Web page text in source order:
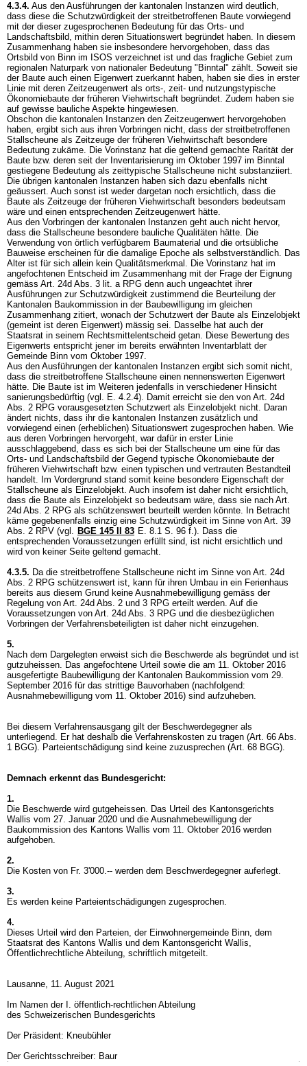
4.3.4. Aus den Ausführungen der kantonalen Instanzen wird deutlich,
dass diese die Schutzwürdigkeit der streitbetroffenen Baute vorwiegend
mit der dieser zugesprochenen Bedeutung für das Orts- und
Landschaftsbild, mithin deren Situationswert begründet haben. In diesem
Zusammenhang haben sie insbesondere hervorgehoben, dass das
Ortsbild von Binn im ISOS verzeichnet ist und das fragliche Gebiet zum
regionalen Naturpark von nationaler Bedeutung "Binntal" zählt. Soweit sie
der Baute auch einen Eigenwert zuerkannt haben, haben sie dies in erster
Linie mit deren Zeitzeugenwert als orts-, zeit- und nutzungstypische
Ökonomiebaute der früheren Viehwirtschaft begründet. Zudem haben sie
auf gewisse bauliche Aspekte hingewiesen.
Obschon die kantonalen Instanzen den Zeitzeugenwert hervorgehoben
haben, ergibt sich aus ihren Vorbringen nicht, dass der streitbetroffenen
Stallscheune als Zeitzeuge der früheren Viehwirtschaft besondere
Bedeutung zukäme. Die Vorinstanz hat die geltend gemachte Rarität der
Baute bzw. deren seit der Inventarisierung im Oktober 1997 im Binntal
gestiegene Bedeutung als zeittypische Stallscheune nicht substanziiert.
Die übrigen kantonalen Instanzen haben sich dazu ebenfalls nicht
geäussert. Auch sonst ist weder dargetan noch ersichtlich, dass die
Baute als Zeitzeuge der früheren Viehwirtschaft besonders bedeutsam
wäre und einen entsprechenden Zeitzeugenwert hätte.
Aus den Vorbringen der kantonalen Instanzen geht auch nicht hervor,
dass die Stallscheune besondere bauliche Qualitäten hätte. Die
Verwendung von örtlich verfügbarem Baumaterial und die ortsübliche
Bauweise erscheinen für die damalige Epoche als selbstverständlich. Das
Alter ist für sich allein kein Qualitätsmerkmal. Die Vorinstanz hat im
angefochtenen Entscheid im Zusammenhang mit der Frage der Eignung
gemäss Art. 24d Abs. 3 lit. a RPG denn auch ungeachtet ihrer
Ausführungen zur Schutzwürdigkeit zustimmend die Beurteilung der
Kantonalen Baukommission in der Baubewilligung im gleichen
Zusammenhang zitiert, wonach der Schutzwert der Baute als Einzelobjekt
(gemeint ist deren Eigenwert) mässig sei. Dasselbe hat auch der
Staatsrat in seinem Rechtsmittelentscheid getan. Diese Bewertung des
Eigenwerts entspricht jener im bereits erwähnten Inventarblatt der
Gemeinde Binn vom Oktober 1997.
Aus den Ausführungen der kantonalen Instanzen ergibt sich somit nicht,
dass die streitbetroffene Stallscheune einen nennenswerten Eigenwert
hätte. Die Baute ist im Weiteren jedenfalls in verschiedener Hinsicht
sanierungsbedürftig (vgl. E. 4.2.4). Damit erreicht sie den von Art. 24d
Abs. 2 RPG vorausgesetzten Schutzwert als Einzelobjekt nicht. Daran
ändert nichts, dass ihr die kantonalen Instanzen zusätzlich und
vorwiegend einen (erheblichen) Situationswert zugesprochen haben. Wie
aus deren Vorbringen hervorgeht, war dafür in erster Linie
ausschlaggebend, dass es sich bei der Stallscheune um eine für das
Orts- und Landschaftsbild der Gegend typische Ökonomiebaute der
früheren Viehwirtschaft bzw. einen typischen und vertrauten Bestandteil
handelt. Im Vordergrund stand somit keine besondere Eigenschaft der
Stallscheune als Einzelobjekt. Auch insofern ist daher nicht ersichtlich,
dass die Baute als Einzelobjekt so bedeutsam wäre, dass sie nach Art.
24d Abs. 2 RPG als schützenswert beurteilt werden könnte. In Betracht
käme gegebenenfalls einzig eine Schutzwürdigkeit im Sinne von Art. 39
Abs. 2 RPV (vgl. BGE 145 II 83 E. 8.1 S. 96 f.). Dass die
entsprechenden Voraussetzungen erfüllt sind, ist nicht ersichtlich und
wird von keiner Seite geltend gemacht.
4.3.5. Da die streitbetroffene Stallscheune nicht im Sinne von Art. 24d
Abs. 2 RPG schützenswert ist, kann für ihren Umbau in ein Ferienhaus
bereits aus diesem Grund keine Ausnahmebewilligung gemäss der
Regelung von Art. 24d Abs. 2 und 3 RPG erteilt werden. Auf die
Voraussetzungen von Art. 24d Abs. 3 RPG und die diesbezüglichen
Vorbringen der Verfahrensbeteiligten ist daher nicht einzugehen.
5.
Nach dem Dargelegten erweist sich die Beschwerde als begründet und ist
gutzuheissen. Das angefochtene Urteil sowie die am 11. Oktober 2016
ausgefertigte Baubewilligung der Kantonalen Baukommission vom 29.
September 2016 für das strittige Bauvorhaben (nachfolgend:
Ausnahmebewilligung vom 11. Oktober 2016) sind aufzuheben.
Bei diesem Verfahrensausgang gilt der Beschwerdegegner als
unterliegend. Er hat deshalb die Verfahrenskosten zu tragen (Art. 66 Abs.
1 BGG). Parteientschädigung sind keine zuzusprechen (Art. 68 BGG).
Demnach erkennt das Bundesgericht:
1.
Die Beschwerde wird gutgeheissen. Das Urteil des Kantonsgerichts
Wallis vom 27. Januar 2020 und die Ausnahmebewilligung der
Baukommission des Kantons Wallis vom 11. Oktober 2016 werden
aufgehoben.
2.
Die Kosten von Fr. 3'000.-- werden dem Beschwerdegegner auferlegt.
3.
Es werden keine Parteientschädigungen zugesprochen.
4.
Dieses Urteil wird den Parteien, der Einwohnergemeinde Binn, dem
Staatsrat des Kantons Wallis und dem Kantonsgericht Wallis,
Öffentlichrechtliche Abteilung, schriftlich mitgeteilt.
Lausanne, 11. August 2021
Im Namen der I. öffentlich-rechtlichen Abteilung
des Schweizerischen Bundesgerichts
Der Präsident: Kneubühler
Der Gerichtsschreiber: Baur